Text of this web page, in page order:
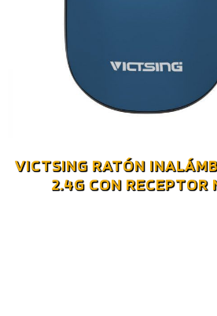
VICTSING RATÓN
2.4G CON RECEPTOR